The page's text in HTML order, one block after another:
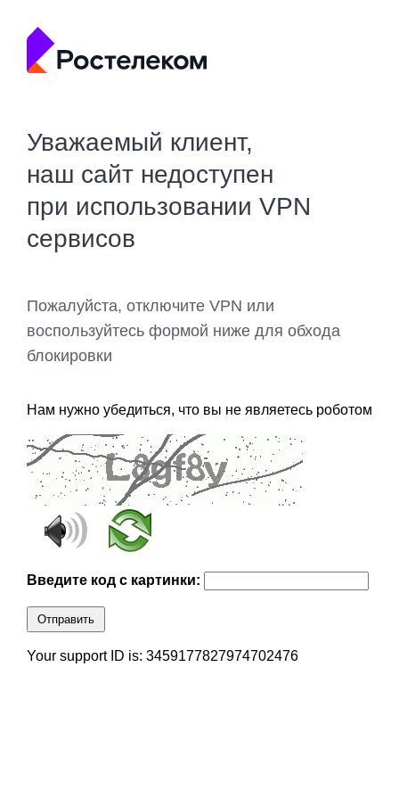
Уважаемый клиент,
наш сайт недоступен
при использовании VPN
сервисов
Пожалуйста, отключите VPN или
воспользуйтесь формой ниже для обхода
блокировки
Нам нужно убедиться, что вы не являетесь роботом
Введите код с картинки:
Отправить
Your support ID is: 3459177827974702476